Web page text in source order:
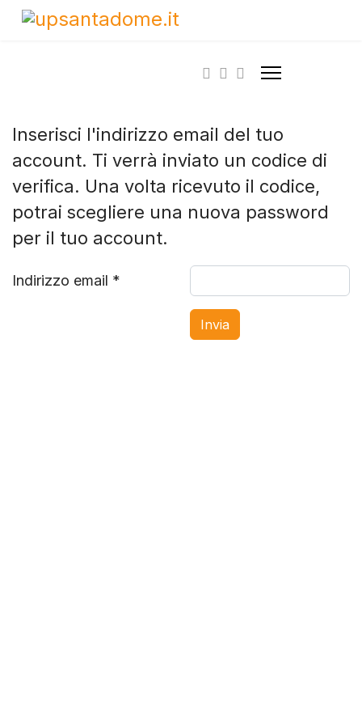
Inserisci l'indirizzo email del tuo
account. Ti verrà inviato un codice di
verifica. Una volta ricevuto il codice,
potrai scegliere una nuova password
per il tuo account.
Indirizzo email *
Invia